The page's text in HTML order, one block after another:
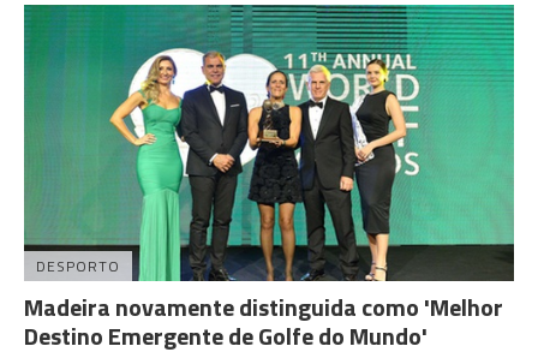
DESPORTO
Madeira novamente distinguida como 'Melhor
Destino Emergente de Golfe do Mundo'